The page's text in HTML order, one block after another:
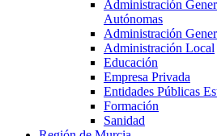
Administración
Autónomas
Administración
Administración Local
Educación
Empresa Privada
Entidades Públicas
Formación
Sanidad